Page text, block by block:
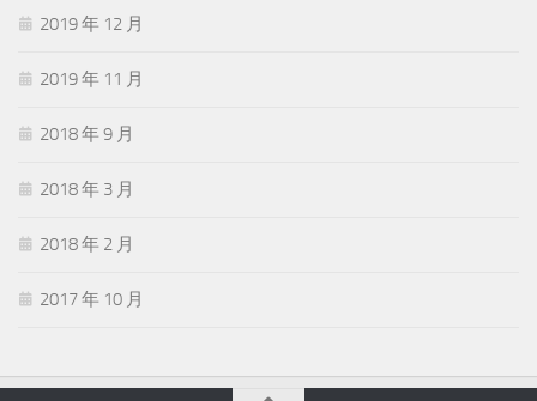
2019 年 12 月
2019 年 11 月
2018 年 9 月
2018 年 3 月
2018 年 2 月
2017 年 10 月